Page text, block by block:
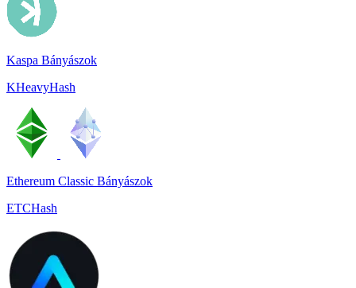
Kaspa Bányászok
KHeavyHash
Ethereum Classic Bányászok
ETCHash